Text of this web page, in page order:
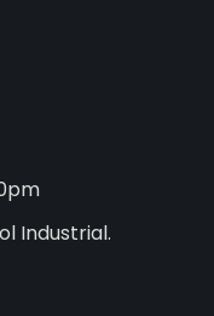
Industrial.